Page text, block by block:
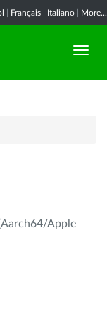
Français Italiano More...
Apple